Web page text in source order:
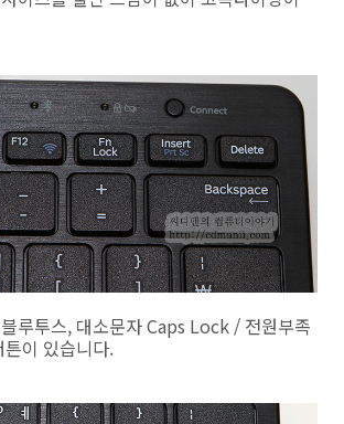
루투스, 대소문자 Caps Lock / 전원부족
이 있습니다.